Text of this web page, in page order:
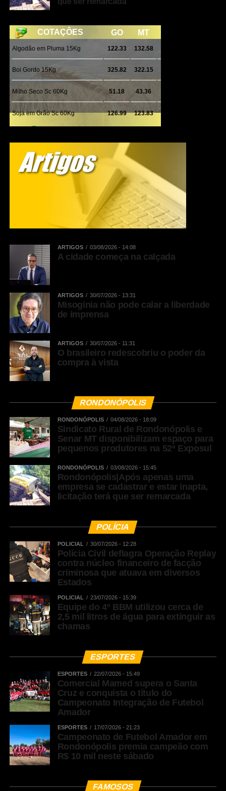
ARTIGOS 03/08/2026 - 14:08
A cidade começa na calçada
ARTIGOS 30/07/2026 - 13:31
Misoginia não pode calar a liberdade
de imprensa
ARTIGOS 30/07/2026 - 11:31
O brasileiro redescobriu o poder da
compra à vista
RONDONÓPOLIS
RONDONÓPOLIS 04/08/2026 - 18:09
Sindicato Rural de Rondonópolis e
Senar MT disponibilizam espaço para
pequenos produtores na 52ª Exposul
RONDONÓPOLIS 03/08/2026 - 15:45
Rondonópolis|Após apenas uma
empresa se cadastrar e estar inapta,
licitação terá que ser remarcada
POLÍCIA
POLICIAL 30/07/2026 - 12:28
Polícia Civil deflagra Operação Replay
contra núcleo financeiro de facção
criminosa que atuava em diversos
Estados
POLICIAL 23/07/2026 - 15:39
Equipe do 4º BBM utilizou cerca de
2,5 mil litros de água para extinguir as
chamas
ESPORTES
ESPORTES 22/07/2026 - 15:49
Comercial Mamed supera o Santa
Cruz e conquista o título do
Campeonato Integração de Futebol
Amador
ESPORTES 17/07/2026 - 21:23
Campeonato de Futebol Amador em
Rondonópolis premia campeão com
R$ 10 mil neste sábado
FAMOSOS